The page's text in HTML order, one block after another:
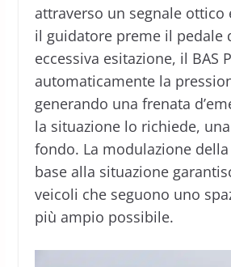
attraverso un segnale ottico
il guidatore preme il pedale
eccessiva esitazione, il BAS
automaticamente la
generando una frenata
la situazione lo richiede,
fondo. La modulazione
base alla situazione
veicoli che seguono uno
più ampio possibile.